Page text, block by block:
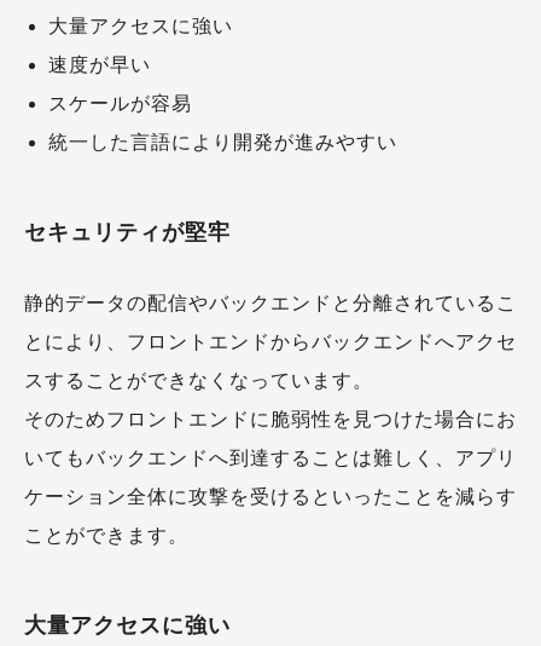
大量アクセスに強い
速度が早い
スケールが容易
統一した言語により開発が進みやすい
セキュリティが堅牢
静的データの配信やバックエンドと分離されているこ
とにより、フロントエンドからバックエンドへアクセ
スすることができなくなっています。
そのためフロントエンドに脆弱性を見つけた場合にお
いてもバックエンドへ到達することは難しく、アプリ
ケーション全体に攻撃を受けるといったことを減らす
ことができます。
大量アクセスに強い